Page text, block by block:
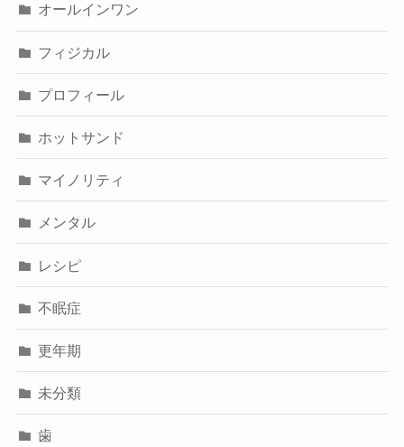
オールインワン
フィジカル
プロフィール
ホットサンド
マイノリティ
メンタル
レシピ
不眠症
更年期
未分類
歯